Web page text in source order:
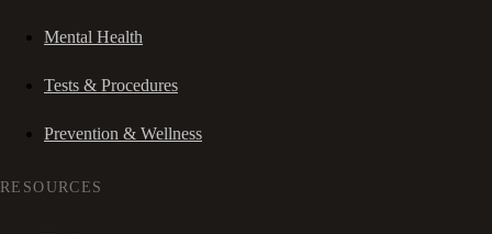
Mental Health
Tests & Procedures
Prevention & Wellness
RESOURCES